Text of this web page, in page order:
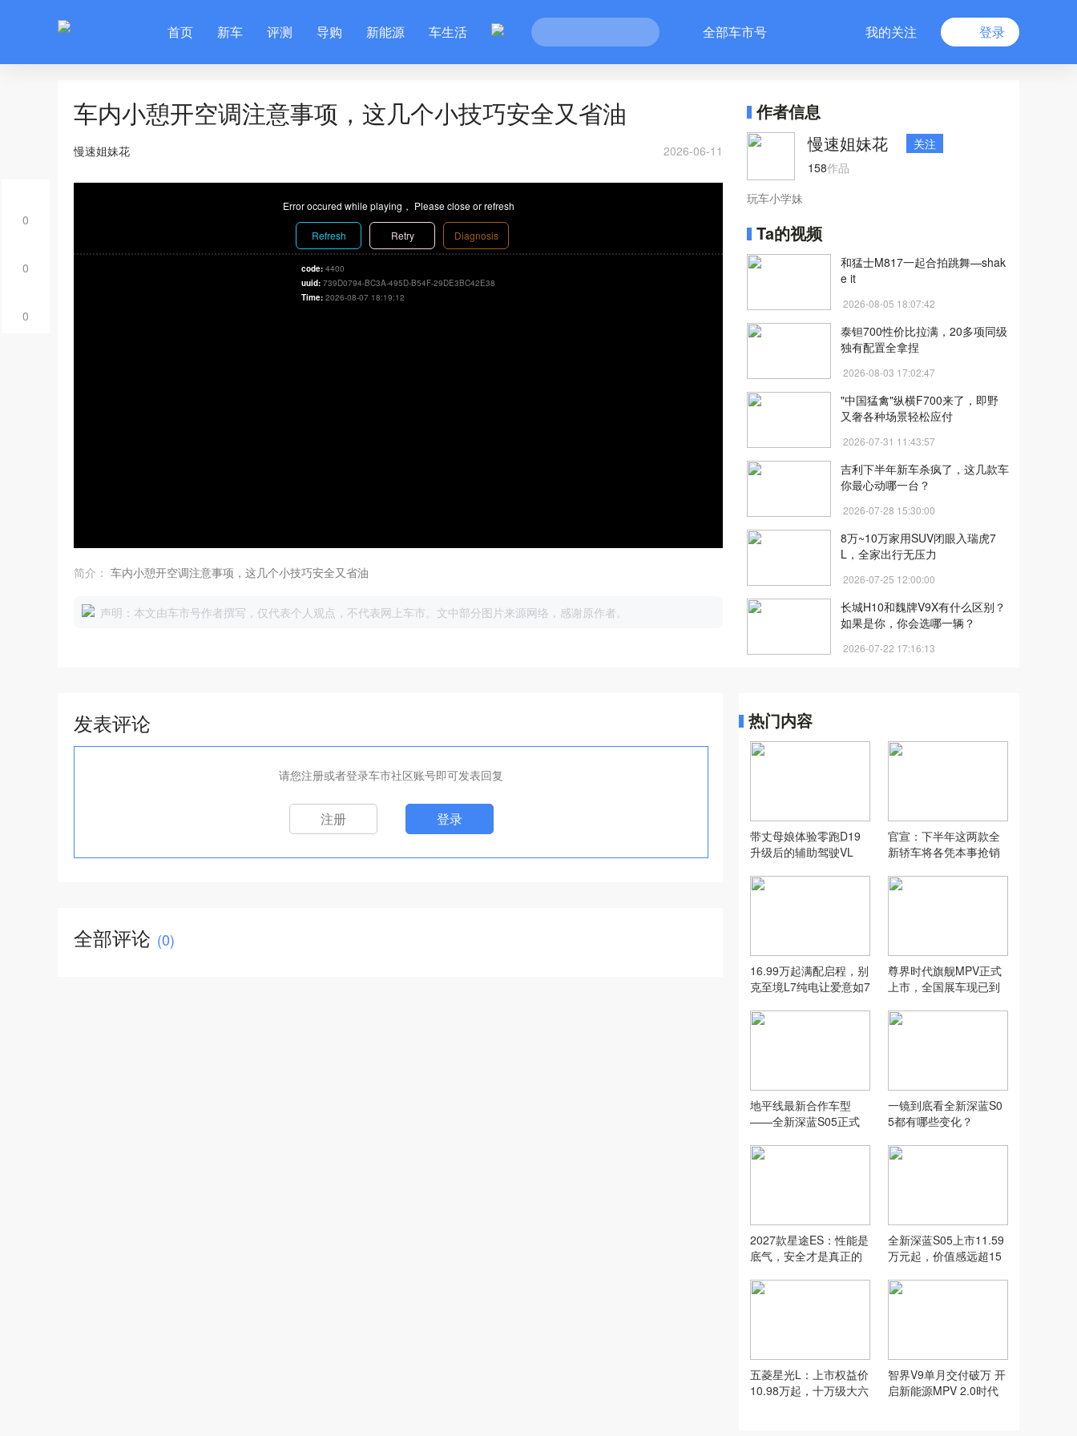
首页 新车 评测 导购 新能源 车生活 全部车市号 我的关注 登录
0
0
0
车内小憩开空调注意事项，这几个小技巧安全又省油
慢速姐妹花 2026-06-11
Error occured while playing， Please close or refresh
Refresh Retry Diagnosis
code: 4400
uuid: 739D0794-BC3A-495D-B54F-29DE3BC42E38
Time: 2026-08-07 18:19:12
简介： 车内小憩开空调注意事项，这几个小技巧安全又省油
声明：本文由车市号作者撰写，仅代表个人观点，不代表网上车市。文中部分图片来源网络，感谢原作者。
作者信息
慢速姐妹花
关注
158作品
玩车小学妹
Ta的视频
和猛士M817一起合拍跳舞—shak
e it
2026-08-05 18:07:42
泰钽700性价比拉满，20多项同级
独有配置全拿捏
2026-08-03 17:02:47
"中国猛禽"纵横F700来了，即野
又奢各种场景轻松应付
2026-07-31 11:43:57
吉利下半年新车杀疯了，这几款车
你最心动哪一台？
2026-07-28 15:30:00
8万~10万家用SUV闭眼入瑞虎7
L，全家出行无压力
2026-07-25 12:00:00
长城H10和魏牌V9X有什么区别？
如果是你，你会选哪一辆？
2026-07-22 17:16:13
发表评论
请您注册或者登录车市社区账号即可发表回复
注册 登录
全部评论 (0)
热门内容
带丈母娘体验零跑D19
升级后的辅助驾驶VL
官宣：下半年这两款全
新轿车将各凭本事抢销
16.99万起满配启程，别
克至境L7纯电让爱意如7
尊界时代旗舰MPV正式
上市，全国展车现已到
地平线最新合作车型
——全新深蓝S05正式
一镜到底看全新深蓝S0
5都有哪些变化？
2027款星途ES：性能是
底气，安全才是真正的
全新深蓝S05上市11.59
万元起，价值感远超15
五菱星光L：上市权益价
10.98万起，十万级大六
智界V9单月交付破万 开
启新能源MPV 2.0时代